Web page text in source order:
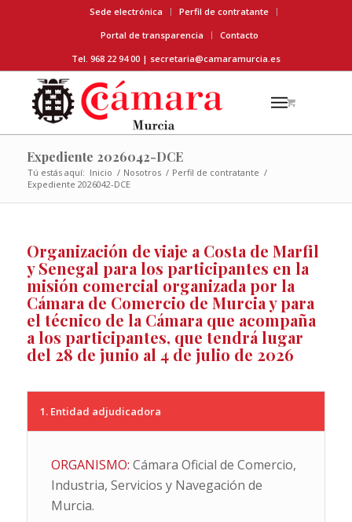
Sede electrónica
Perfil de contratante
Portal de transparencia
Contacto
Tel. 968 22 94 00 | secretaria@camaramurcia.es
Expediente 2026042-DCE
Tú estás aquí: Inicio / Nosotros / Perfil de contratante /
Expediente 2026042-DCE
Organización de viaje a Costa de Marfil
y Senegal para los participantes en la
misión comercial organizada por la
Cámara de Comercio de Murcia y para
el técnico de la Cámara que acompaña
a los participantes, que tendrá lugar
del 28 de junio al 4 de julio de 2026
1. Entidad adjudicadora
ORGANISMO: Cámara Oficial de Comercio,
Industria, Servicios y Navegación de
Murcia.